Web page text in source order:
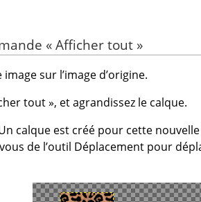
«Afficher tout »
sur l’image d’origine.
tout», et agrandissez le calque.
calque est créé pour cette
vous de l’outil Déplacement pour